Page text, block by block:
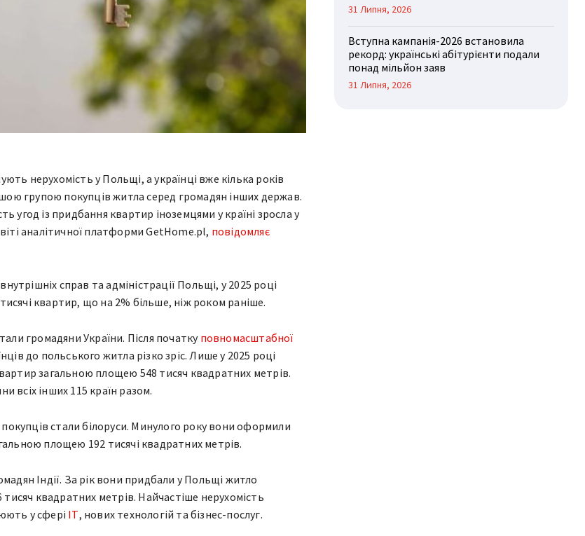
нерухомість у Польщі, а українці вже кілька років
групою покупців житла серед громадян інших держав.
угод із придбання квартир іноземцями у країні зросла у
аналітичної платформи GetHome.pl, повідомляє
справ та адміністрації Польщі, у 2025 році
квартир, що на 2% більше, ніж роком раніше.
громадяни України. Після початку повномасштабної
до польського житла різко зріс. Лише у 2025 році
загальною площею 548 тисяч квадратних метрів.
всіх інших 115 країн разом.
стали білоруси. Минулого року вони оформили
площею 192 тисячі квадратних метрів.
Індії. За рік вони придбали у Польщі житло
квадратних метрів. Найчастіше нерухомість
у сфері ІТ, нових технологій та бізнес-послуг.
31 Липня, 2026
Вступна кампанія-2026 встановила
рекорд: українські абітурієнти подали
понад мільйон заяв
31 Липня, 2026